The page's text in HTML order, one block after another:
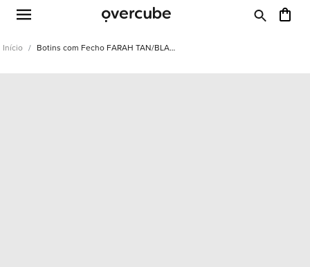
Início Botins com Fecho FARAH TAN/BLACK